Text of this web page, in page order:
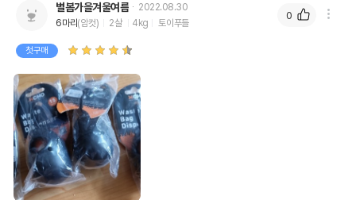
별봄가을겨울여름
2022.08.30
6마리 (암컷) 2살 4kg 토이푸들
첫구매
0